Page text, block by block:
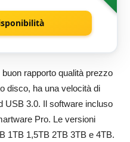
rapporto qualità prezzo
disco, ha una velocità di
USB 3.0. Il software incluso
Pro. Le versioni
1TB 1,5TB 2TB 3TB e 4TB.